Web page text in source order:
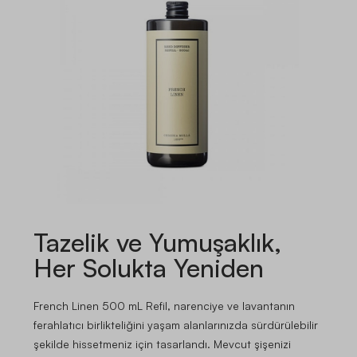
Tazelik ve Yumuşaklık,
Her Solukta Yeniden
French Linen 500 mL Refil, narenciye ve lavantanın
ferahlatıcı birlikteliğini yaşam alanlarınızda sürdürülebilir
şekilde hissetmeniz için tasarlandı. Mevcut şişenizi